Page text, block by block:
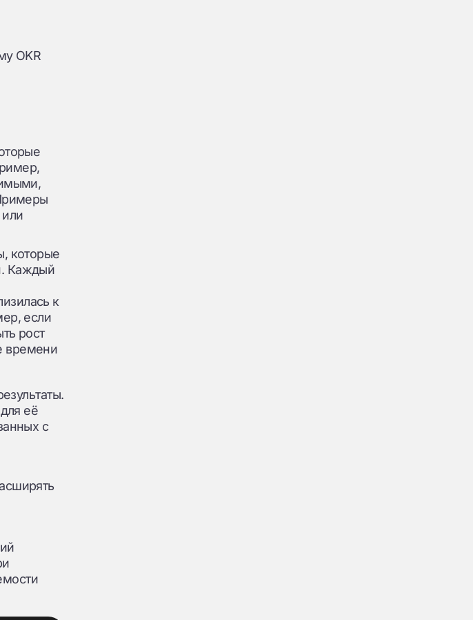
OKR
которые
Каждый
к
если
рост
времени
её
с